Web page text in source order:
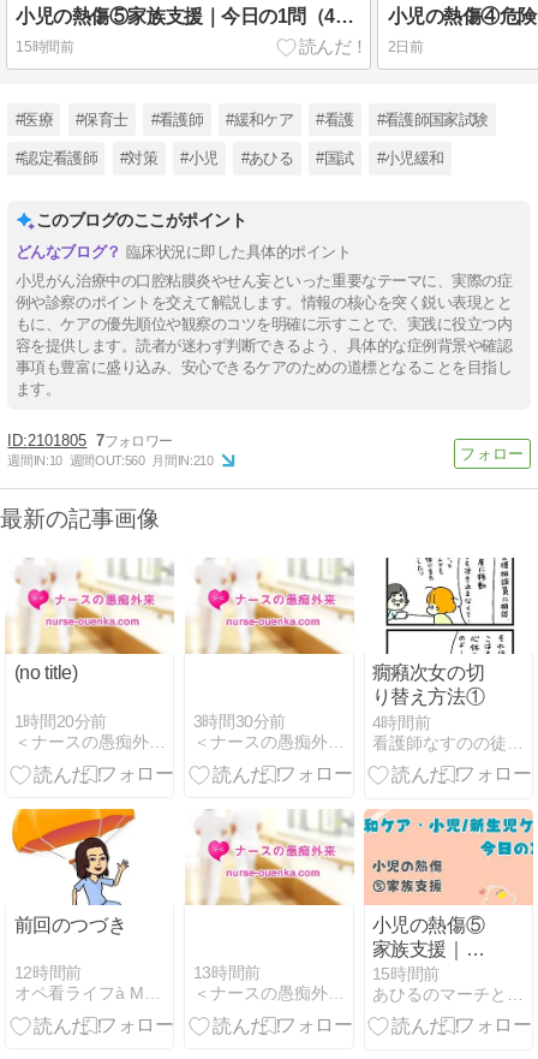
小児の熱傷⑤家族支援｜今日の1問（4択）
15時間前 2日前
#医療 #保育士 #看護師 #緩和ケア #看護 #看護師国家試験
#認定看護師 #対策 #小児 #あひる #国試 #小児緩和
このブログのここがポイント
臨床状況に即した具体的ポイント
小児がん治療中の口腔粘膜炎やせん妄といった重要なテーマに、実際の症
例や診察のポイントを交えて解説します。情報の核心を突く鋭い表現とと
もに、ケアの優先順位や観察のコツを明確に示すことで、実践に役立つ内
容を提供します。読者が迷わず判断できるよう、具体的な症例背景や確認
事項も豊富に盛り込み、安心できるケアのための道標となることを目指し
ます。
2101805 7
週間IN:10 週間OUT:560 月間IN:210
最新の記事画像
(no title)
1時間20分前
＜ナースの愚痴外来＞看護師ストレス愚痴吐き投稿サイト(^_…
3時間30分前
＜ナースの愚痴外来＞看護師ストレス愚痴吐き投稿サイト(^_…
癇癪次女の切
り替え方法①
4時間前
前回のつづき
12時間前
オペ看ライフà Montréal
13時間前
＜ナースの愚痴外来＞看護師ストレス愚痴吐き投稿サイト(^_…
小児の熱傷⑤
家族支援｜今
日の1問（4
択）
15時間前
あひるのマーチと感情のゴミ箱